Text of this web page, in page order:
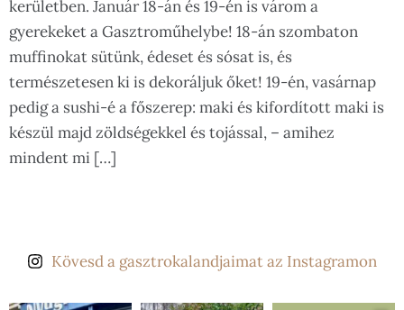
kerületben. Január 18-án és 19-én is várom a
gyerekeket a Gasztroműhelybe! 18-án szombaton
muffinokat sütünk, édeset és sósat is, és
természetesen ki is dekoráljuk őket! 19-én, vasárnap
pedig a sushi-é a főszerep: maki és kifordított maki is
készül majd zöldségekkel és tojással, – amihez
mindent mi […]
Kövesd a gasztrokalandjaimat az Instagramon